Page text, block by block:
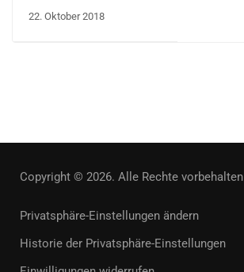
22. Oktober 2018
Copyright © 2026. Alle Rechte vorbehalten
Privatsphäre-Einstellungen ändern
Historie der Privatsphäre-Einstellungen